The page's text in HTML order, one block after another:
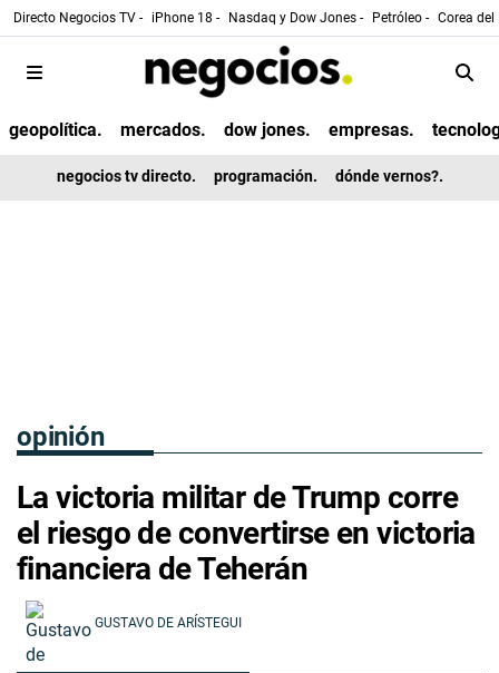
Directo Negocios TV - iPhone 18 - Nasdaq y Dow Jones - Petróleo - Corea
geopolítica. mercados. dow jones. empresas.
negocios tv directo. programación. dónde vernos?.
opinión
La victoria militar de Trump corre
el riesgo de convertirse en victoria
financiera de Teherán
GUSTAVO DE ARÍSTEGUI